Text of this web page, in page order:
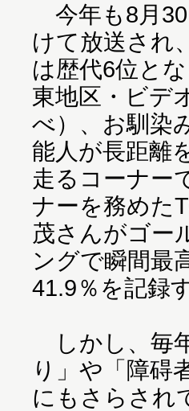
今年も8月
けて放送され
は歴代6位と
東地区・ビデ
べ）、お馴染
能人が長距離
走るコーナー
ナーを務めた
茂さんがゴー
ングで瞬間最
41.9％を記録
しかし、毎
り」や「障碍
にもさらされ